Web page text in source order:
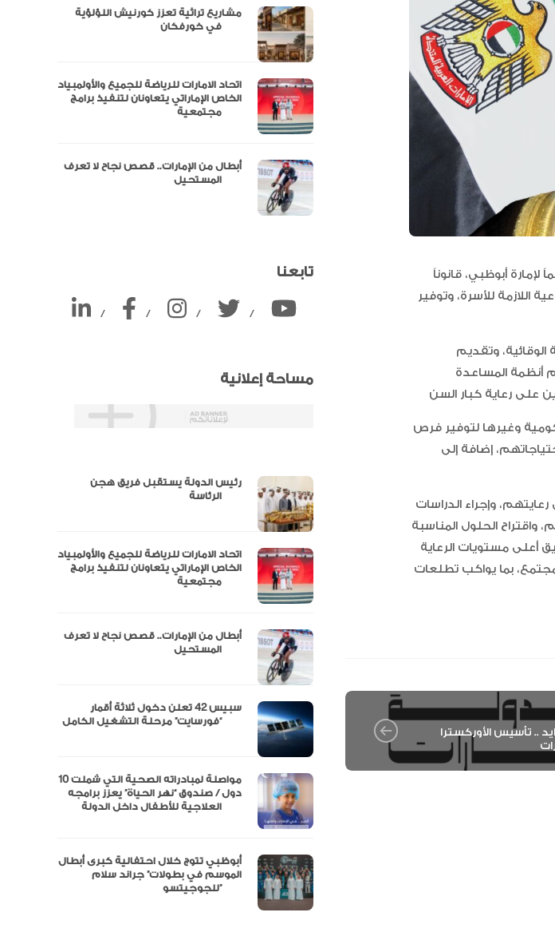
أبوظبي، قانوناً
اللازمة للأسرة، وتوفير
الوقائية، وتقديم
أنظمة المساعدة
وغيرها لتوفير فرص
إضافة إلى
وإجراء الدراسات
واقتراح الحلول المناسبة
أعلى مستويات الرعاية
بما يواكب تطلعات
.. تأسيس الأوركسترا
مشاريع تراثية تعزز كورنيش اللؤلؤية
اتحاد الامارات للرياضة للجميع والأولمبياد
الخاص الإماراتي يتعاونان لتنفيذ برامج
أبطال من الإمارات.. قصص نجاح لا تعرف
مجلس الأعمال الإماراتي الهندي:
العلاقات الاقتصادية والاستثمارية بين
البلدين تشهد نموا متسارعا
تابعنا
/ / / /
مساحة إعلانية
رئيس الدولة يستقبل فريق هجن
اتحاد الامارات للرياضة للجميع والأولمبياد
الخاص الإماراتي يتعاونان لتنفيذ برامج
أبطال من الإمارات.. قصص نجاح لا تعرف
سبيس 42 تعلن دخول ثلاثة أقمار
“فورسايت” مرحلة التشغيل الكامل
مواصلة لمبادراته الصحية التي شملت 10
دول / صندوق “نهر الحياة” يعزز برامجه
أبوظبي تتوج خلال احتفالية كبرى أبطال
الموسم في بطولات” جراند سلام
للجوجيتسو”
الإمارات
الإمارات ترسخ ريادتها العالمية في اعتماد
الأدوية المبتكرة لتعزيز صحة المجتمع
الإمارات تعزز ريادتها العالمية في جمال
الخيل العربية بزيادة بطولاتها المصنفة